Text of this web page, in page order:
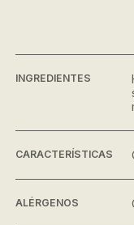
INGREDIENTES
CARACTERÍSTICAS
ALÉRGENOS